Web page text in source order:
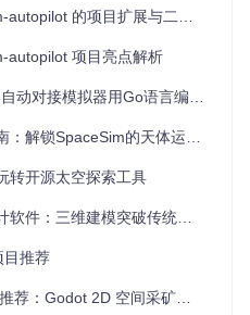
启用自动对接功能。
义控制系统行为。
开发者参与改进和扩展项目，
吗？观看此处的演示视频
的项目扩展与二次开发
autopilot 项目亮点解析
拟器用Go语言编写的自动驾驶仪教程
的天体运动与任务设计奥秘
转开源太空探索工具
：三维建模突破传统设计边界
目推荐
：Godot 2D 空间采矿游戏